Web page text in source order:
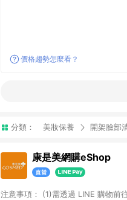
價格趨勢怎麼看？
分類： 美妝保養 開架臉部
康是美網購eShop
注意事項：​ (1)需透過 LINE 購物前